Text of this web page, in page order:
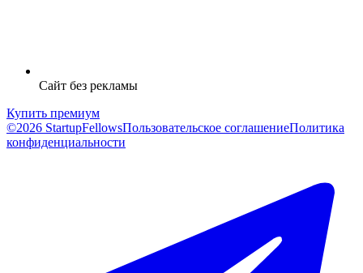
Сайт без рекламы
Купить премиум
©2026 StartupFellowsПользовательское соглашениеПолитика
конфиденциальности